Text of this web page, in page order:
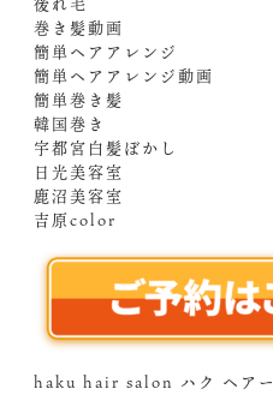
巻き髪動画
簡単ヘアアレンジ
簡単ヘアアレンジ動画
簡単巻き髪
韓国巻き
宇都宮白髪ぼかし
日光美容室
鹿沼美容室
吉原color
haku hair salon ハク ヘア